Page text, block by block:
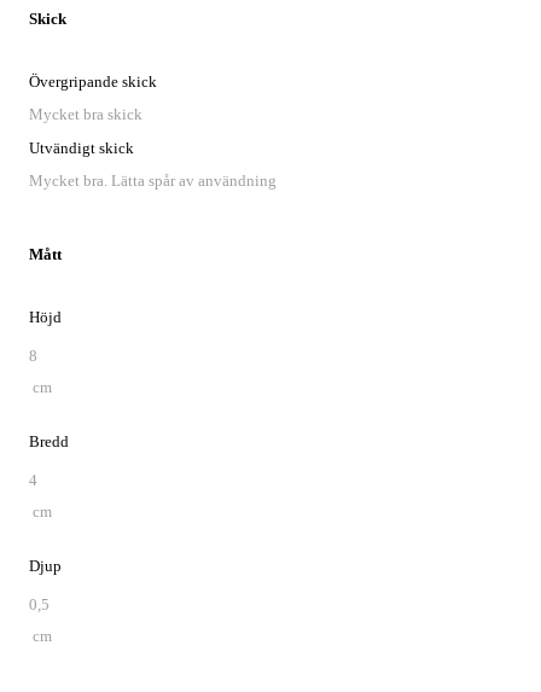
Skick
Övergripande skick
Mycket bra skick
Utvändigt skick
Mycket bra. Lätta spår av användning
Mått
Höjd
8
cm
Bredd
4
cm
Djup
0,5
cm